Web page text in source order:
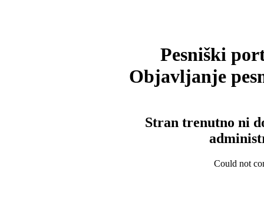
Pesniški
Objavljanje
Stran trenutno ni
Could not